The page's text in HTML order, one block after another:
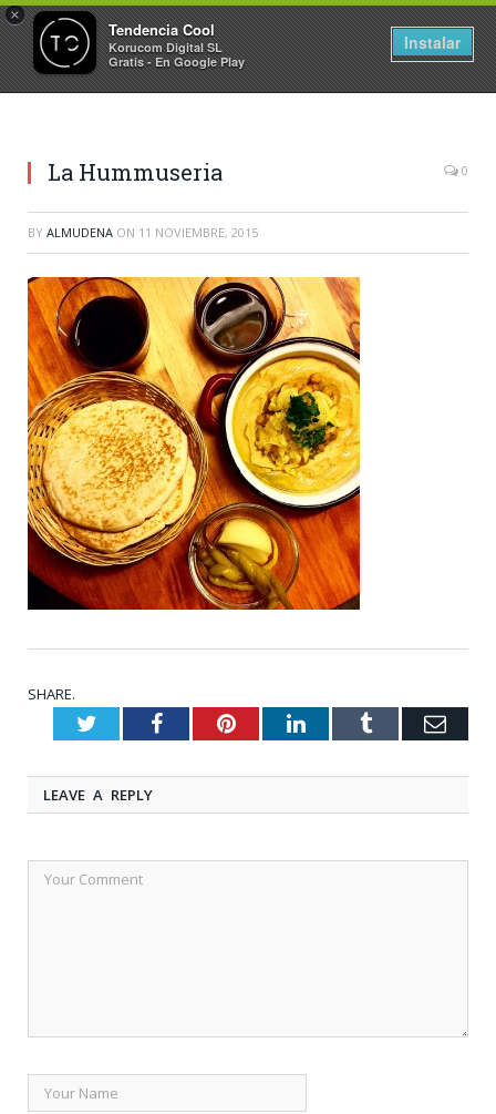
×
Tendencia Cool
Korucom Digital SL
Gratis - En Google Play
Instalar
La Hummuseria 0
BY ALMUDENA ON 11 NOVIEMBRE, 2015
SHARE.
TwitterFacebookPinterestLinkedInTumblr
LEAVE A REPLY